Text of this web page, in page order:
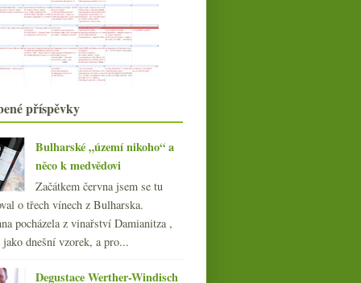
Dobrá sudovka, vinný
Brexit & další drobnosti
Čtyři odrůdy, čtyři roky potěšení
Paulus, Štift, Pohlreich – večer tří
šéfkuchařů v ...
Všechno je nějak urychleno
Výsledky ankety „Vy a bílé vs.
Ardbeg aneb úder kouřovým
beranidlem
Jemný dotyk konfitovaného krtka a
myších oušek
Kam s ní…
Müller Thurgau ve třech podobách
Na pokraji smrti hladem, na pokraji
smrti mrazem…
Radioaktivita, biovína, ženy a vagón
splašek
Drambuie – pomoc v případě zimy
příspěvky
Bulharské „území nikoho“ a
něco k medvědovi
Začátkem června jsem se tu
o třech vínech z Bulharska.
pocházela z vinařství Damianitza ,
jako dnešní vzorek, a pro...
Degustace Werther-Windisch